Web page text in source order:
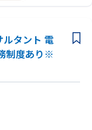
ルタント 電
制度あり※